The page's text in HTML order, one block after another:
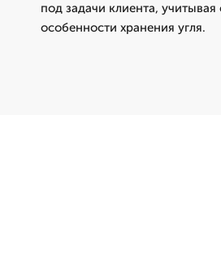
под задачи клиента, учитывая
особенности хранения угля.